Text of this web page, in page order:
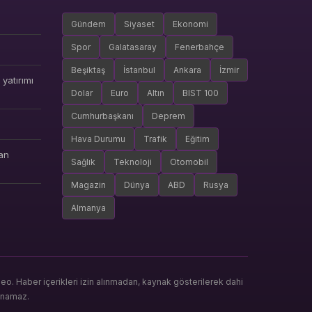
Gündem Siyaset Ekonomi
Spor Galatasaray Fenerbahçe
Beşiktaş İstanbul Ankara İzmir
Dolar Euro Altın BIST 100
Cumhurbaşkanı Deprem
Hava Durumu Trafik Eğitim
Sağlık Teknoloji Otomobil
Magazin Dünya ABD Rusya
Almanya
Haber içerikleri izin alınmadan, kaynak gösterilerek dahi